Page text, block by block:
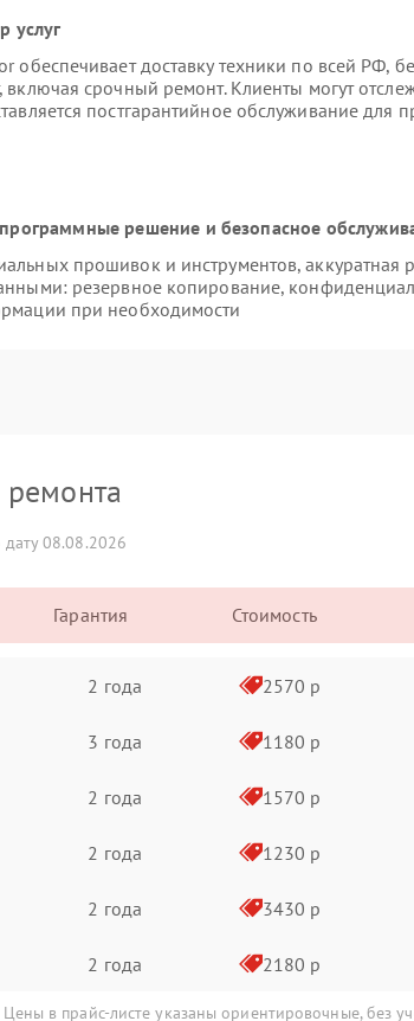
услуг
обеспечивает доставку техники по всей РФ,
срочный ремонт. Клиенты могут
постгарантийное обслуживание для
решение и безопасное
прошивок и инструментов, аккуратная
резервное копирование,
при необходимости
08.08.2026
Гарантия Стоимость
2 года 2570 р
3 года 1180 р
2 года 1570 р
2 года 1230 р
2 года 3430 р
2 года 2180 р
Цены в прайс-листе указаны ориентировочные, без